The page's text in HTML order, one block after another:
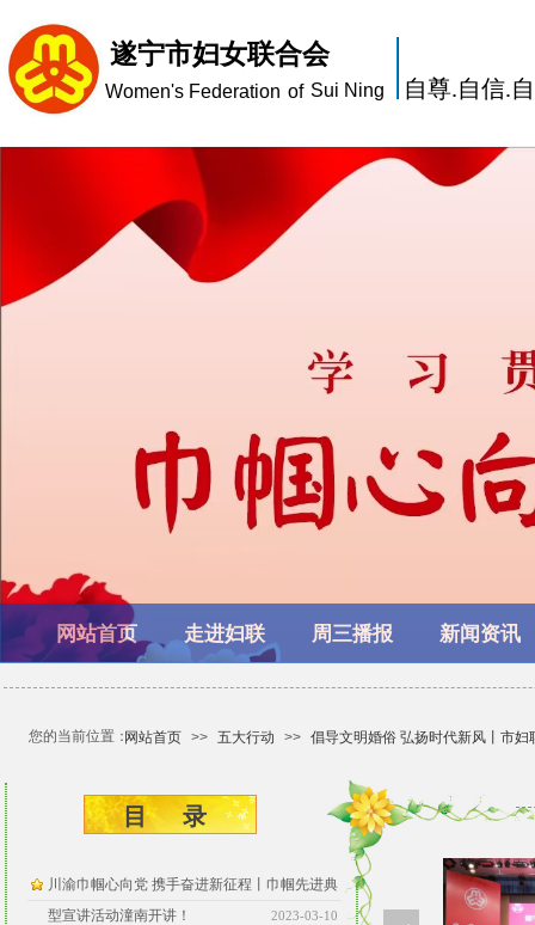
Women's Federation
遂宁市妇女联合会
of Sui Ning 自尊.自信.
网站首页 走进妇联 周三播报 新闻资讯
您的当前位置：网站首页 >> 五大行动 >> 倡导文明婚俗 弘扬时代新风丨市
目 ​​录
川渝巾帼心向党 携手奋进新征程丨巾帼先进典
型宣讲活动潼南开讲！
2023-03-10